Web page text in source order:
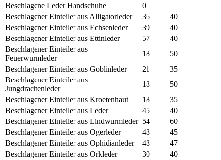
Beschlagene Leder Handschuhe
0
Beschlagener Einteiler aus Alligatorleder
36
40
Beschlagener Einteiler aus Echsenleder
39
40
Beschlagener Einteiler aus Ettinleder
57
40
Beschlagener Einteiler aus
Feuerwurmleder
18
50
Beschlagener Einteiler aus Goblinleder
21
35
Beschlagener Einteiler aus
Jungdrachenleder
18
50
Beschlagener Einteiler aus Kroetenhaut
18
35
Beschlagener Einteiler aus Leder
45
40
Beschlagener Einteiler aus Lindwurmleder 54
60
Beschlagener Einteiler aus Ogerleder
48
45
Beschlagener Einteiler aus Ophidianleder
48
47
Beschlagener Einteiler aus Orkleder
30
40